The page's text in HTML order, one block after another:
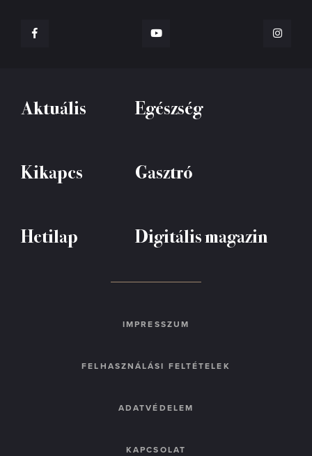
Aktuális Egészség
Kikapcs Gasztró
Hetilap Digitális magazin
IMPRESSZUM
FELHASZNÁLÁSI FELTÉTELEK
ADATVÉDELEM
KAPCSOLAT